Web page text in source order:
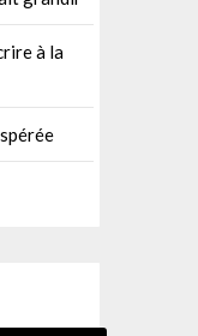
à la